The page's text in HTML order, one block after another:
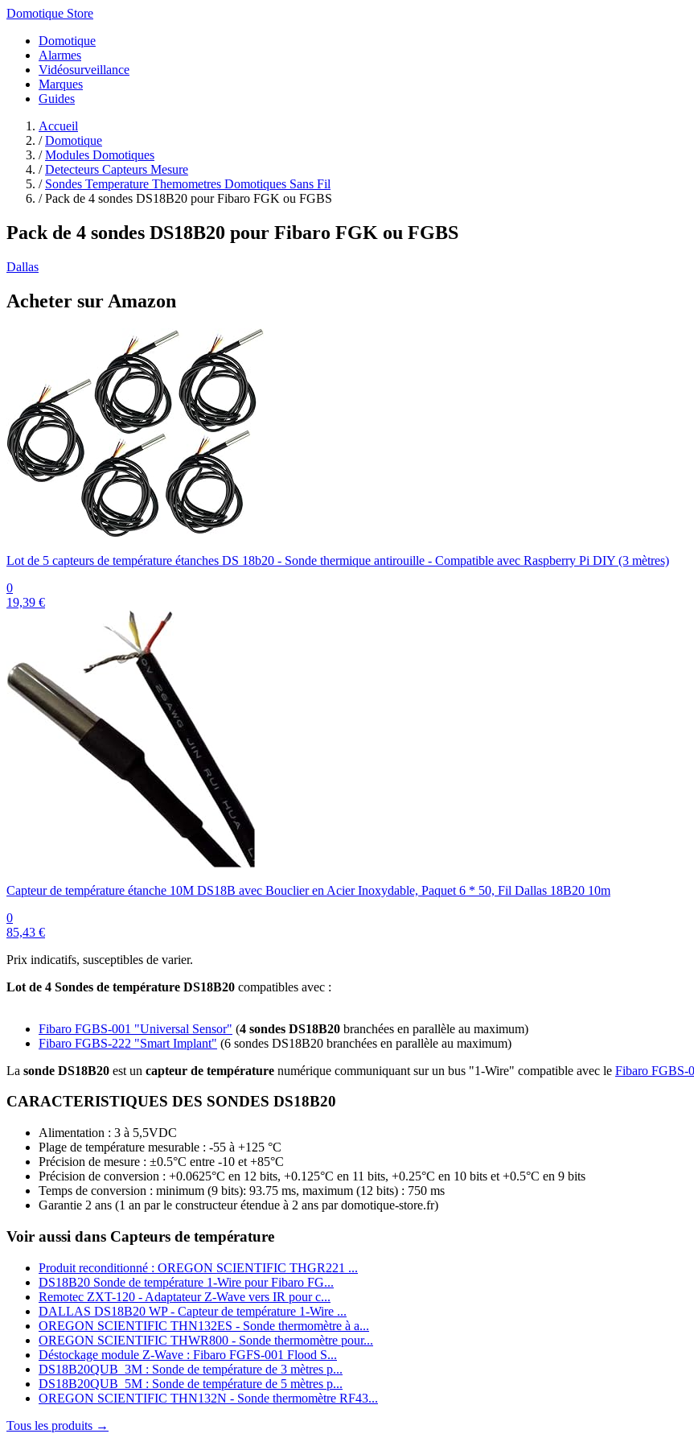
Domotique Store
Domotique
Alarmes
Vidéosurveillance
Marques
Guides
Accueil
/ Domotique
/ Modules Domotiques
/ Detecteurs Capteurs Mesure
/ Sondes Temperature Themometres Domotiques Sans Fil
/ Pack de 4 sondes DS18B20 pour Fibaro FGK ou FGBS
Pack de 4 sondes DS18B20 pour Fibaro FGK ou FGBS
Dallas
Acheter sur Amazon
Lot de 5 capteurs de température étanches DS 18b20 - Sonde thermique antirouille - Compatible avec Raspberry Pi DIY (3 mètres)
0
19,39 €
Capteur de température étanche 10M DS18B avec Bouclier en Acier Inoxydable, Paquet 6 * 50, Fil Dallas 18B20 10m
0
85,43 €
Prix indicatifs, susceptibles de varier.
Lot de 4 Sondes de température DS18B20 compatibles avec :
Fibaro FGBS-001 "Universal Sensor" (4 sondes DS18B20 branchées en parallèle au maximum)
Fibaro FGBS-222 "Smart Implant" (6 sondes DS18B20 branchées en parallèle au maximum)
La sonde DS18B20 est un capteur de température numérique communiquant sur un bus "1-Wire" compatible avec le Fibaro FGBS-
CARACTERISTIQUES DES SONDES DS18B20
Alimentation : 3 à 5,5VDC
Plage de température mesurable : -55 à +125 °C
Précision de mesure : ±0.5°C entre -10 et +85°C
Précision de conversion : +0.0625°C en 12 bits, +0.125°C en 11 bits, +0.25°C en 10 bits et +0.5°C en 9 bits
Temps de conversion : minimum (9 bits): 93.75 ms, maximum (12 bits) : 750 ms
Garantie 2 ans (1 an par le constructeur étendue à 2 ans par domotique-store.fr)
Voir aussi dans Capteurs de température
Produit reconditionné : OREGON SCIENTIFIC THGR221 ...
DS18B20 Sonde de température 1‑Wire pour Fibaro FG...
Remotec ZXT-120 - Adaptateur Z-Wave vers IR pour c...
DALLAS DS18B20 WP - Capteur de température 1-Wire ...
OREGON SCIENTIFIC THN132ES - Sonde thermomètre à a...
OREGON SCIENTIFIC THWR800 - Sonde thermomètre pour...
Déstockage module Z-Wave : Fibaro FGFS-001 Flood S...
DS18B20QUB_3M : Sonde de température de 3 mètres p...
DS18B20QUB_5M : Sonde de température de 5 mètres p...
OREGON SCIENTIFIC THN132N - Sonde thermomètre RF43...
Tous les produits →